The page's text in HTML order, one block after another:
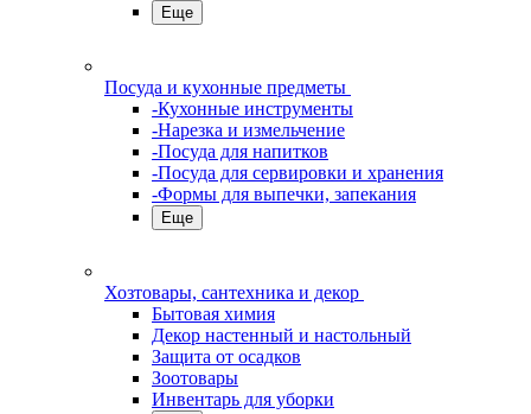
Еще
Посуда и кухонные предметы
-Кухонные инструменты
-Нарезка и измельчение
-Посуда для напитков
-Посуда для сервировки и хранения
-Формы для выпечки, запекания
Еще
Хозтовары, сантехника и декор
Бытовая химия
Декор настенный и настольный
Защита от осадков
Зоотовары
Инвентарь для уборки